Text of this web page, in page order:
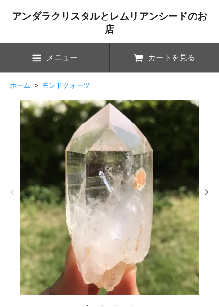
アンダラクリスタルとレムリアンシードのお
店
メニュー カートを見る
ホーム > モンドクォーツ